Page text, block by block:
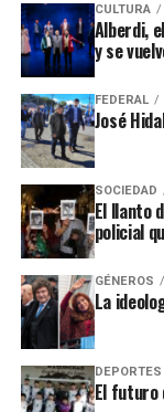
CULTURA
Alberdi,
y se
FEDERAL
José
SOCIEDAD
El llanto
policial
GÉNEROS
La
DEPORTES
El futuro